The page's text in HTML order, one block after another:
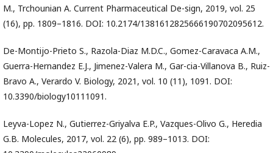
M., Trchounian A. Current Pharmaceutical De-sign, 2019, vol. 25
(16), pp. 1809–1816. DOI: 10.2174/1381612825666190702095612.
De-Montijo-Prieto S., Razola-Diaz M.D.C., Gomez-Caravaca A.M.,
Guerra-Hernandez E.J., Jimenez-Valera M., Gar-cia-Villanova B., Ruiz-
Bravo A., Verardo V. Biology, 2021, vol. 10 (11), 1091. DOI:
10.3390/biology10111091.
Leyva-Lopez N., Gutierrez-Griyalva E.P., Vazques-Olivo G., Heredia
G.B. Molecules, 2017, vol. 22 (6), pp. 989–1013. DOI: